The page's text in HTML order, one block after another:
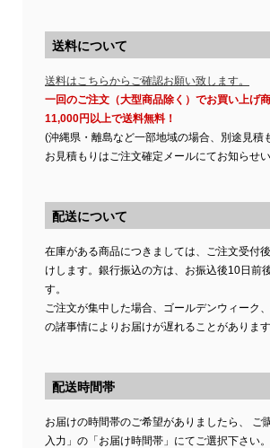
送料について
送料はこちらからご確認お願い致します。
一回のご注文（大型商品除く）でお買い上げ
11,000円以上で送料無料！
(沖縄県・離島など一部地域の場合、別途見積
お見積もりはご注文確定メールにてお知らせ
配送について
在庫がある商品につきましては、ご注文受付
けします。銀行振込の方は、お振込後10日前
す。
ご注文が集中した場合、ゴールデンウィーク
の諸事情によりお届けが遅れることがあります
配送時間帯
お届けの時間帯のご希望がありましたら、 ご
入力」の「お届け時間帯」にてご選択下さい